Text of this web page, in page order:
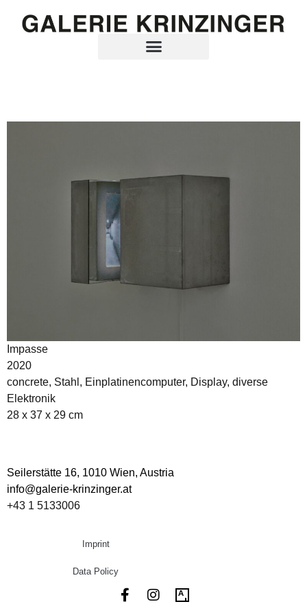
Impasse
2020
concrete, Stahl, Einplatinencomputer, Display, diverse
Elektronik
28 x 37 x 29 cm
Seilerstätte 16, 1010 Wien, Austria
info@galerie-krinzinger.at
+43 1 5133006
Imprint
Data Policy